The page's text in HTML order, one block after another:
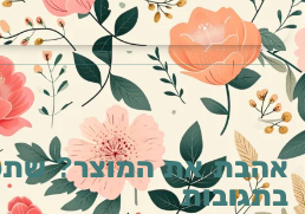
אהבת את המוצר?
בתגובות